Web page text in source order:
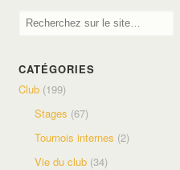
CATÉGORIES
Club (199)
Stages (67)
Tournois internes (2)
Vie du club (34)